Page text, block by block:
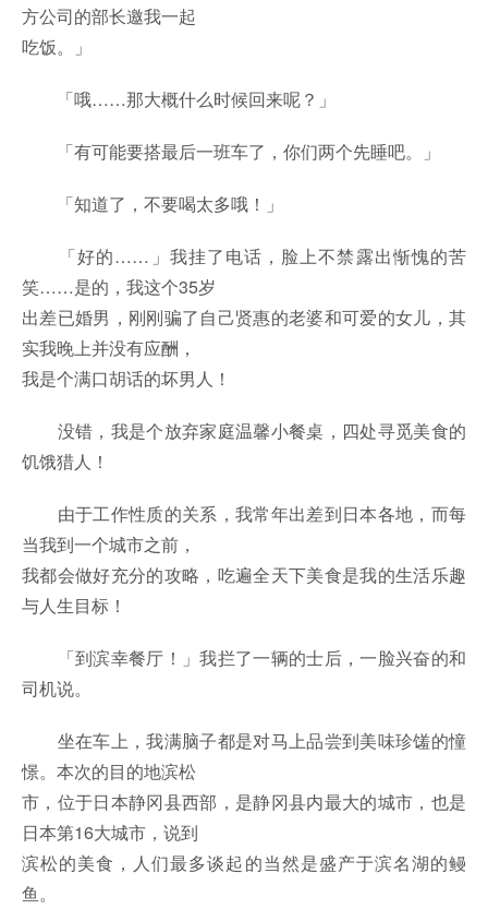
方公司的部长邀我一起
吃饭。」
「哦……那大概什么时候回来呢？」
「有可能要搭最后一班车了，你们两个先睡吧。」
「知道了，不要喝太多哦！」
「好的……」我挂了电话，脸上不禁露出惭愧的苦
笑……是的，我这个35岁
出差已婚男，刚刚骗了自己贤惠的老婆和可爱的女儿，其
实我晚上并没有应酬，
我是个满口胡话的坏男人！
没错，我是个放弃家庭温馨小餐桌，四处寻觅美食的
饥饿猎人！
由于工作性质的关系，我常年出差到日本各地，而每
当我到一个城市之前，
我都会做好充分的攻略，吃遍全天下美食是我的生活乐趣
与人生目标！
「到滨幸餐厅！」我拦了一辆的士后，一脸兴奋的和
司机说。
坐在车上，我满脑子都是对马上品尝到美味珍馐的憧
憬。本次的目的地滨松
市，位于日本静冈县西部，是静冈县内最大的城市，也是
日本第16大城市，说到
滨松的美食，人们最多谈起的当然是盛产于滨名湖的鳗
鱼。